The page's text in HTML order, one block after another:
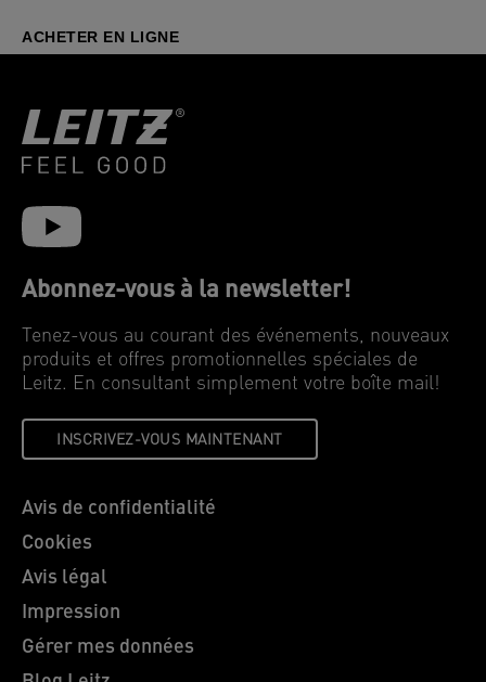
ACHETER EN LIGNE
Abonnez-vous à la newsletter!
Tenez-vous au courant des événements, nouveaux
produits et offres promotionnelles spéciales de
Leitz. En consultant simplement votre boîte mail!
INSCRIVEZ-VOUS MAINTENANT
Avis de confidentialité
Cookies
Avis légal
Impression
Gérer mes données